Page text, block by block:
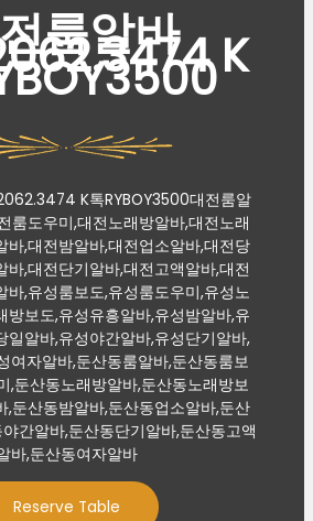
룸알바 K
K톡RYBOY3500대전룸알
룸도우미,대전노래방알바,대전노래
바,대전밤알바,대전업소알바,대전당
바,대전단기알바,대전고액알바,대전
바,유성룸보도,유성룸도우미,유성노
방보도,유성유흥알바,유성밤알바,유
일알바,유성야간알바,유성단기알바,
여자알바,둔산동룸알바,둔산동룸보
,둔산동노래방알바,둔산동노래방보
,둔산동밤알바,둔산동업소알바,둔산
간알바,둔산동단기알바,둔산동고액
바,둔산동여자알바
Reserve Table